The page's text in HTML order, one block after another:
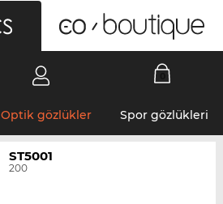
Optik gözlükler Spor gözlükleri
ST5001
200